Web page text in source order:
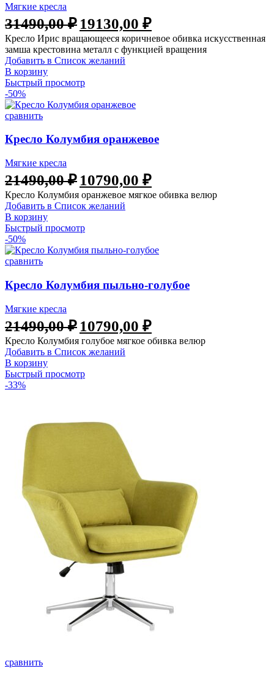
Мягкие кресла
31490,00₽ 19130,00 ₽
Кресло Ирис вращающееся коричневое обивка искусственная
замша крестовина металл с функцией вращения
Добавить в Список желаний
В корзину
Быстрый просмотр
-50%
сравнить
Кресло Колумбия оранжевое
Мягкие кресла
21490,00₽ 10790,00 ₽
Кресло Колумбия оранжевое мягкое обивка велюр
Добавить в Список желаний
В корзину
Быстрый просмотр
-50%
сравнить
Кресло Колумбия пыльно-голубое
Мягкие кресла
21490,00₽ 10790,00 ₽
Кресло Колумбия голубое мягкое обивка велюр
Добавить в Список желаний
В корзину
Быстрый просмотр
-33%
сравнить